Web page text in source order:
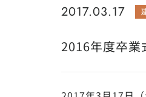
2017.03.17
2016年度卒業